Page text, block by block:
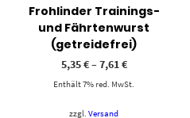
Frohlinder Trainings-
und Fährtenwurst
(getreidefrei)
5,35€–7,61€
Enthält 7% red. MwSt.
zzgl.Versand